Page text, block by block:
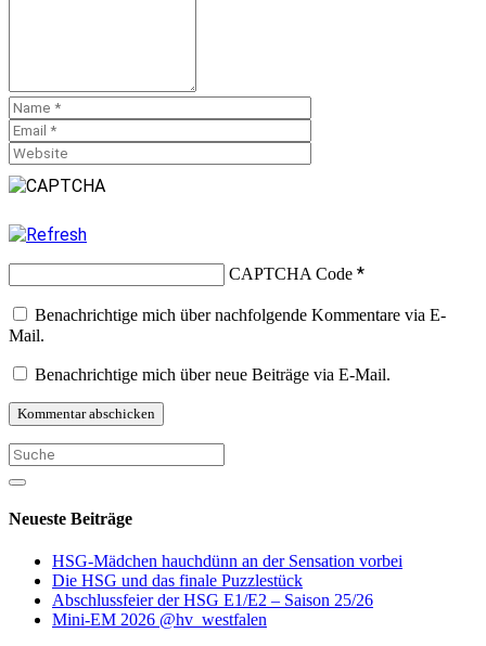
CAPTCHA Code *
Benachrichtige mich über nachfolgende Kommentare via E-
Mail.
Benachrichtige mich über neue Beiträge via E-Mail.
Neueste Beiträge
HSG-Mädchen hauchdünn an der Sensation vorbei
Die HSG und das finale Puzzlestück
Abschlussfeier der HSG E1/E2 – Saison 25/26
Mini-EM 2026 @hv_westfalen